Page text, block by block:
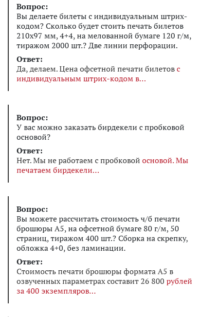
Вопрос:
Вы делаете билеты с индивидуальным штрих-
кодом? Сколько будет стоить печать билетов
210х97 мм, 4+4, на мелованной бумаге 120 г/м,
тиражом 2000 шт.? Две линии перфорации.
Ответ:
Да, делаем. Цена офсетной печати билетовс
индивидуальным штрих-кодом в
Вопрос:
У вас можно заказать бирдекели с пробковой
основой?
Ответ:
Нет. Мы не работаем с пробковой основой. Мы
печатаем бирдекели
Вопрос:
Вы можете рассчитать стоимость ч/б печати
брошюры А5, на офсетной бумаге 80 г/м, 50
страниц, тиражом 400 шт.? Сборка на скрепку,
обложка 4+0, без ламинации.
Ответ:
Стоимость печати брошюры формата А5 в
озвученных параметрах составит 26 800 рублей
за 400 экземпляров